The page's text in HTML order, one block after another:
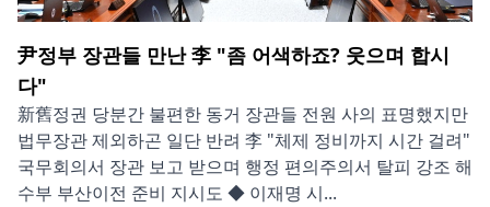
尹정부 장관들 만난 李 "좀 어색하죠? 웃으며 합시
다"
新舊정권 당분간 불편한 동거 장관들 전원 사의 표명했지만
법무장관 제외하곤 일단 반려 李 "체제 정비까지 시간 걸려"
국무회의서 장관 보고 받으며 행정 편의주의서 탈피 강조 해
수부 부산이전 준비 지시도 ◆ 이재명 시...